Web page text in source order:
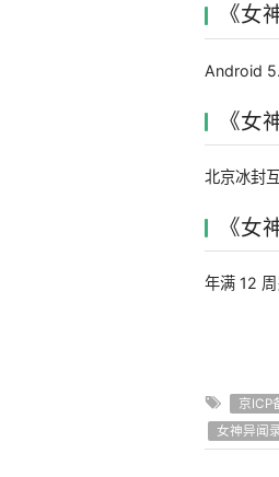
《女
Android
《女
北京冰封
《女
年满 12 周
京ICP
女神异闻